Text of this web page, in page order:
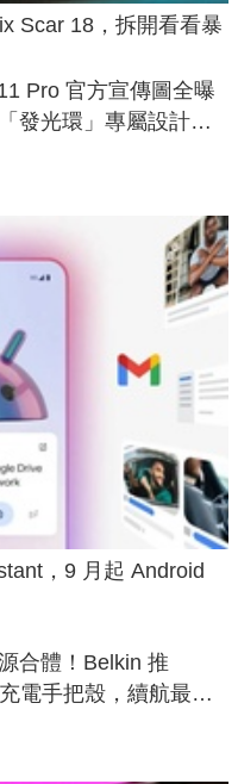
Scar 18，拆開看看暴
Pro 官方宣傳圖全曝
發光環」專屬設計、
，9 月起 Android
合體！Belkin 推
電手把殼，續航最高